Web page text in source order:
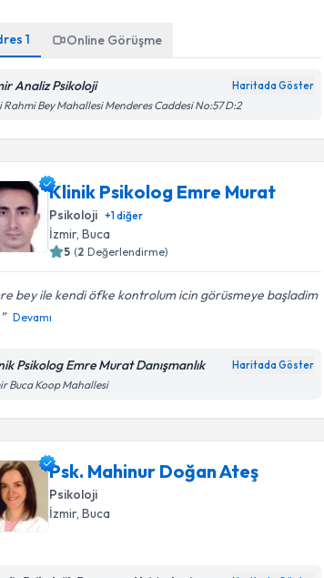
1 Online Görüşme
Analiz Psikoloji Haritada Göster
Rahmi Bey Mahallesi Menderes Caddesi No:57 D:2
Klinik Psikolog Emre Murat
Psikoloji +1diğer
İzmir, Buca
5 (2 Değerlendirme)
bey ile kendi öfke kontrolum icin görüsmeye başladim
Devamı
Psikolog Emre Murat Danışmanlık Haritada Göster
Buca Koop Mahallesi
Psk. Mahinur Doğan Ateş
Psikoloji
İzmir, Buca